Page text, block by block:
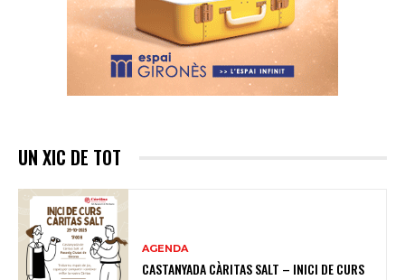
UN XIC DE TOT
AGENDA
CASTANYADA CÀRITAS SALT – INICI DE CURS